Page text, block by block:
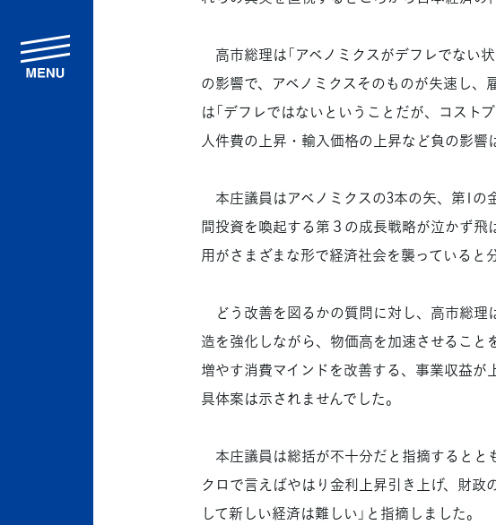
高市総理は「アベノミクスがデフレでない
の影響で、アベノミクスそのものが失速し、
は「デフレではないということだが、コスト
人件費の上昇・輸入価格の上昇など負の影響
本庄議員はアベノミクスの3本の矢、第1の
間投資を喚起する第３の成長戦略が泣かず
用がさまざまな形で経済社会を襲っていると
どう改善を図るかの質問に対し、高市総理
造を強化しながら、物価高を加速させるこ
増やす消費マインドを改善する、事業収益が
具体案は示されませんでした。
本庄議員は総括が不十分だと指摘するとと
クロで言えばやはり金利上昇引き上げ、財政
して新しい経済は難しい」と指摘しました。